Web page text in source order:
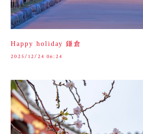
Happy holiday 鎌倉
2025/12/24 06:24